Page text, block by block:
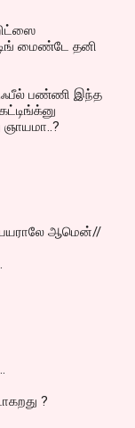
மைண்டே தனி
பண்ணி இந்த
பெயராலே ஆமென்//
?